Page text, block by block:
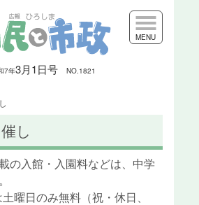
7年3月1日号 NO.1821
MENU
し
の入館・入園料などは、中学
土曜日のみ無料（祝・休日、